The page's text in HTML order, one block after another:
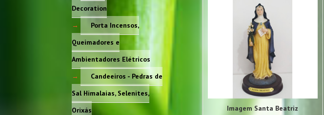
Decoration
Porta Incensos,
Queimadores e
Ambientadores Elétricos
Candeeiros - Pedras de
Sal Himalaias, Selenites,
Orixás
Imagem Santa Beatriz